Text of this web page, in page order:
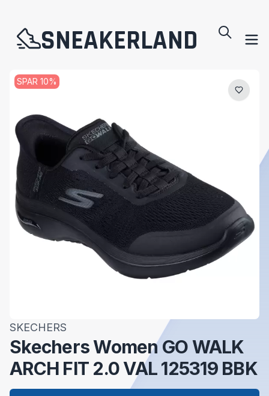
SNEAKERLAND
SKECHERS
Skechers Women GO WALK
ARCH FIT 2.0 VAL 125319 BBK
SPAR 10%